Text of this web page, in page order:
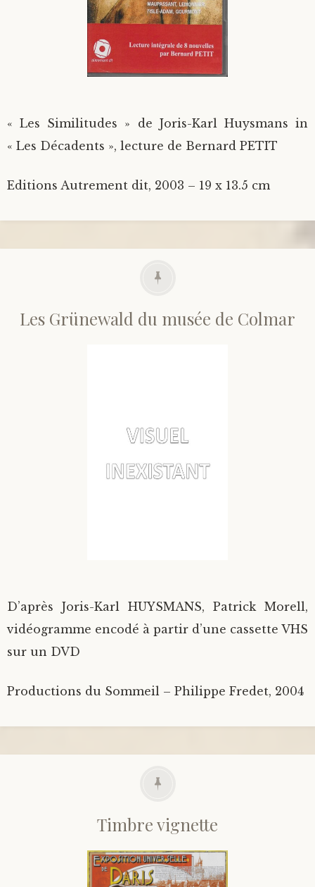
« Les Similitudes » de Joris-Karl Huysmans in
« Les Décadents », lecture de Bernard PETIT
Editions Autrement dit, 2003 – 19 x 13.5 cm
Les Grünewald du musée de Colmar
D’après Joris-Karl HUYSMANS, Patrick Morell,
vidéogramme encodé à partir d’une cassette VHS
sur un DVD
Productions du Sommeil – Philippe Fredet, 2004
Timbre vignette